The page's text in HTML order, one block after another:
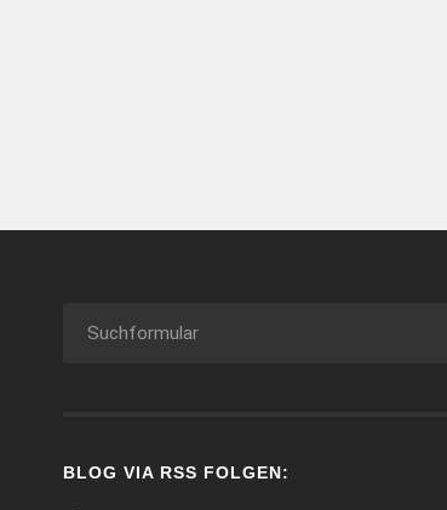
BLOG VIA RSS FOLGEN: